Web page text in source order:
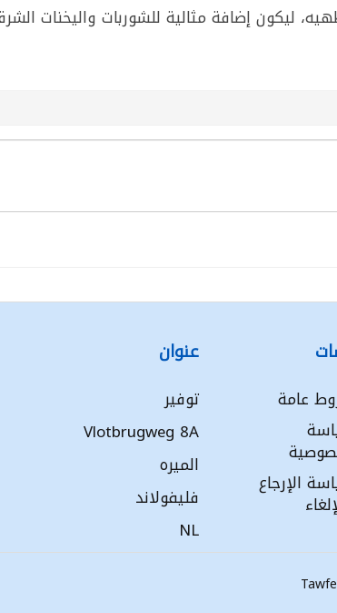
عامة
الإرجاع
عنوان
توفير
Vlotbrugweg 8A
الميره
فليفولاند
NL